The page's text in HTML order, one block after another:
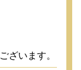
ざいます。